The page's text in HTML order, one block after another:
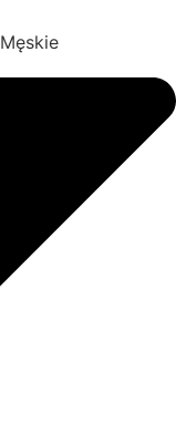
Męskie